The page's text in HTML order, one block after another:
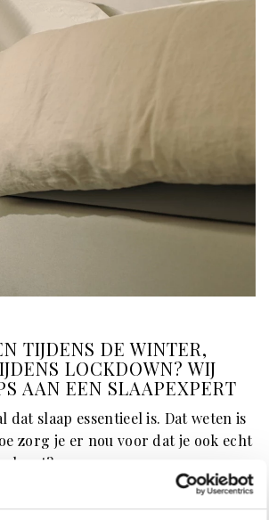
TIJDENS DE WINTER,
LOCKDOWN? WIJ
AAN EEN SLAAPEXPERT
dat slaap essentieel is. Dat weten is
zorg je er nou voor dat je ook echt
slaapt?